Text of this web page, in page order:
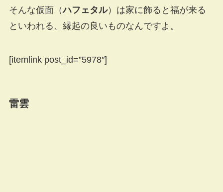
そんな仮面（ハフェタル）は家に飾ると福が来る
といわれる、縁起の良いものなんですよ。
[itemlink post_id=”5978″]
雷雲